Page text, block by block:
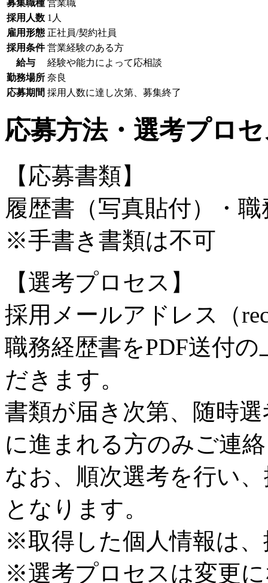
募集職種 営業職
採用人数 1人
雇用形態 正社員/契約社員
採用条件 営業経験のある方
給与
経験や能力によって応相談
勤務場所 奈良
応募期間 採用人数に達し次第、募集終了
応募方法・選考プロ
【応募書類】
履歴書（写真貼付）・
※手書き書類は不可
【選考プロセス】
採用メールアドレス（
職務経歴書をPDF送付
だきます。
書類が届き次第、随時
に進まれる方のみご連
なお、順次選考を行い
となります。
※取得した個人情報は
※選考プロセスは変更